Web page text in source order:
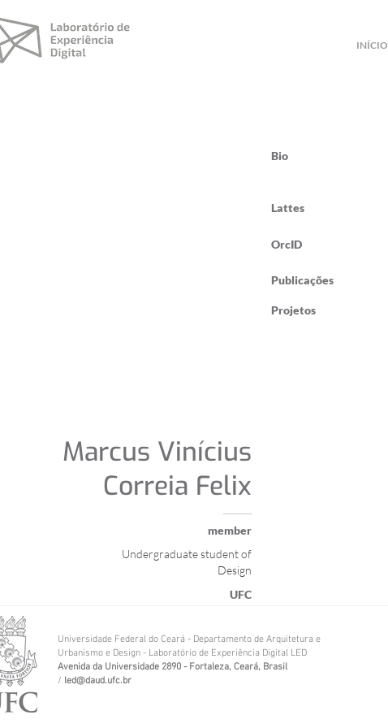
INÍCIO
Marcus Vinícius
Correia Felix
member
Undergraduate student of
Design
UFC
Bio
Lattes
OrcID
Publicações
Projetos
Universidade Federal do Ceará - Departamento de Arquitetura e
Urbanismo e Design - Laboratório de Experiência Digital LED
Avenida da Universidade 2890 - Fortaleza, Ceará, Brasil
/ led@daud.ufc.br